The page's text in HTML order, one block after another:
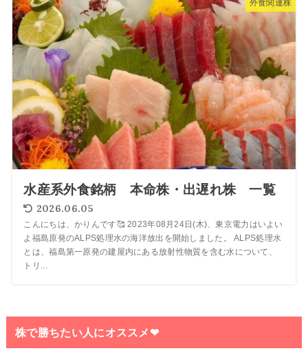
外食関連株
水産系外食銘柄 本命株・出遅れ株 一覧
2026.06.05
こんにちは、かりんです🥰 2023年08月24日(木)、東京電力はいよい
よ福島原発のALPS処理水の海洋放出を開始しました。 ALPS処理水
とは、福島第一原発の建屋内にある放射性物質を含む水について、
トリ...
株で勝ちたい人にオススメ❤